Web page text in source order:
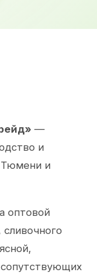
—
и
Тюмени и
оптовой